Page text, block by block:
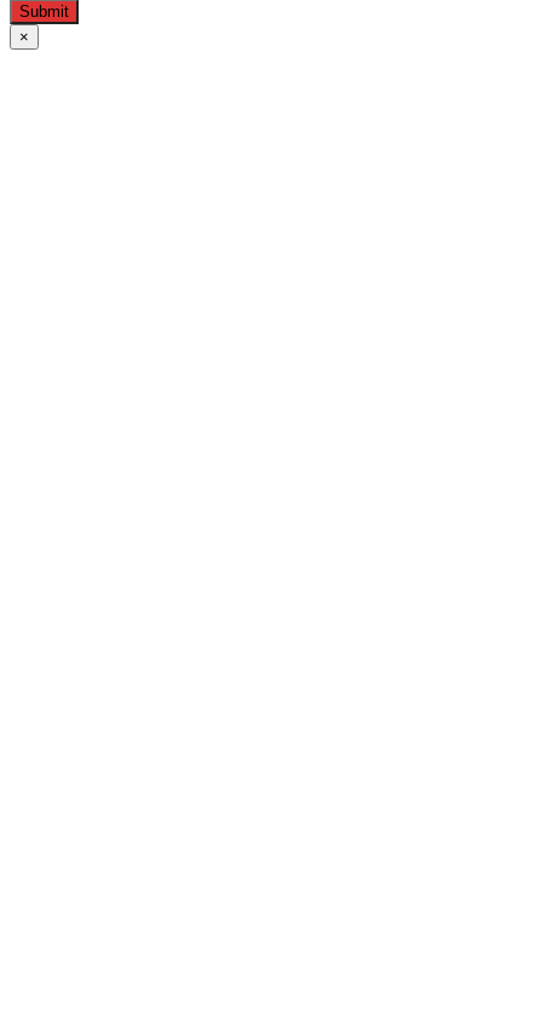
Submit
×